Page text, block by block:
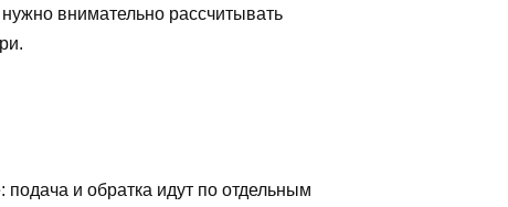
внимательно рассчитывать
и обратка идут по отдельным